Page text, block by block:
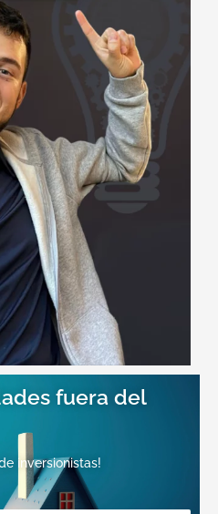
fuera del
inversionistas!